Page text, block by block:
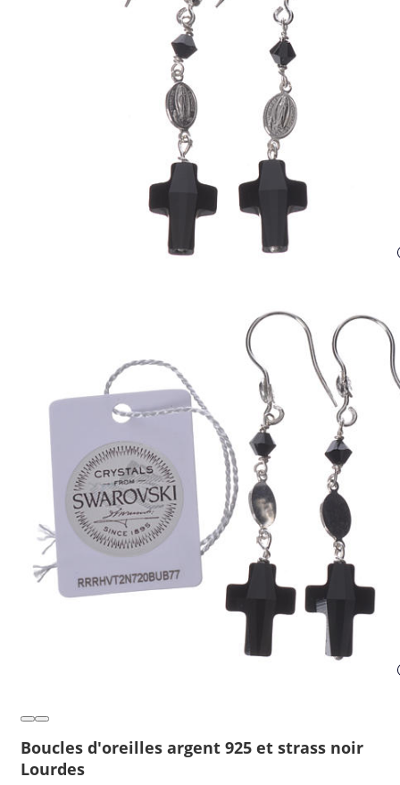
Boucles d'oreilles argent 925 et strass noir
Lourdes